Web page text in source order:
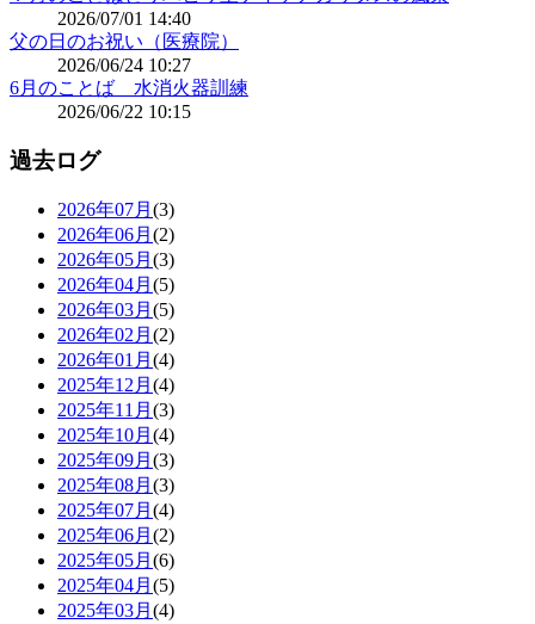
2026/07/01 14:40
父の日のお祝い（医療院）
2026/06/24 10:27
6月のことば 水消火器訓練
2026/06/22 10:15
過去ログ
2026年07月 (3)
2026年06月 (2)
2026年05月 (3)
2026年04月 (5)
2026年03月 (5)
2026年02月 (2)
2026年01月 (4)
2025年12月 (4)
2025年11月 (3)
2025年10月 (4)
2025年09月 (3)
2025年08月 (3)
2025年07月 (4)
2025年06月 (2)
2025年05月 (6)
2025年04月 (5)
2025年03月 (4)